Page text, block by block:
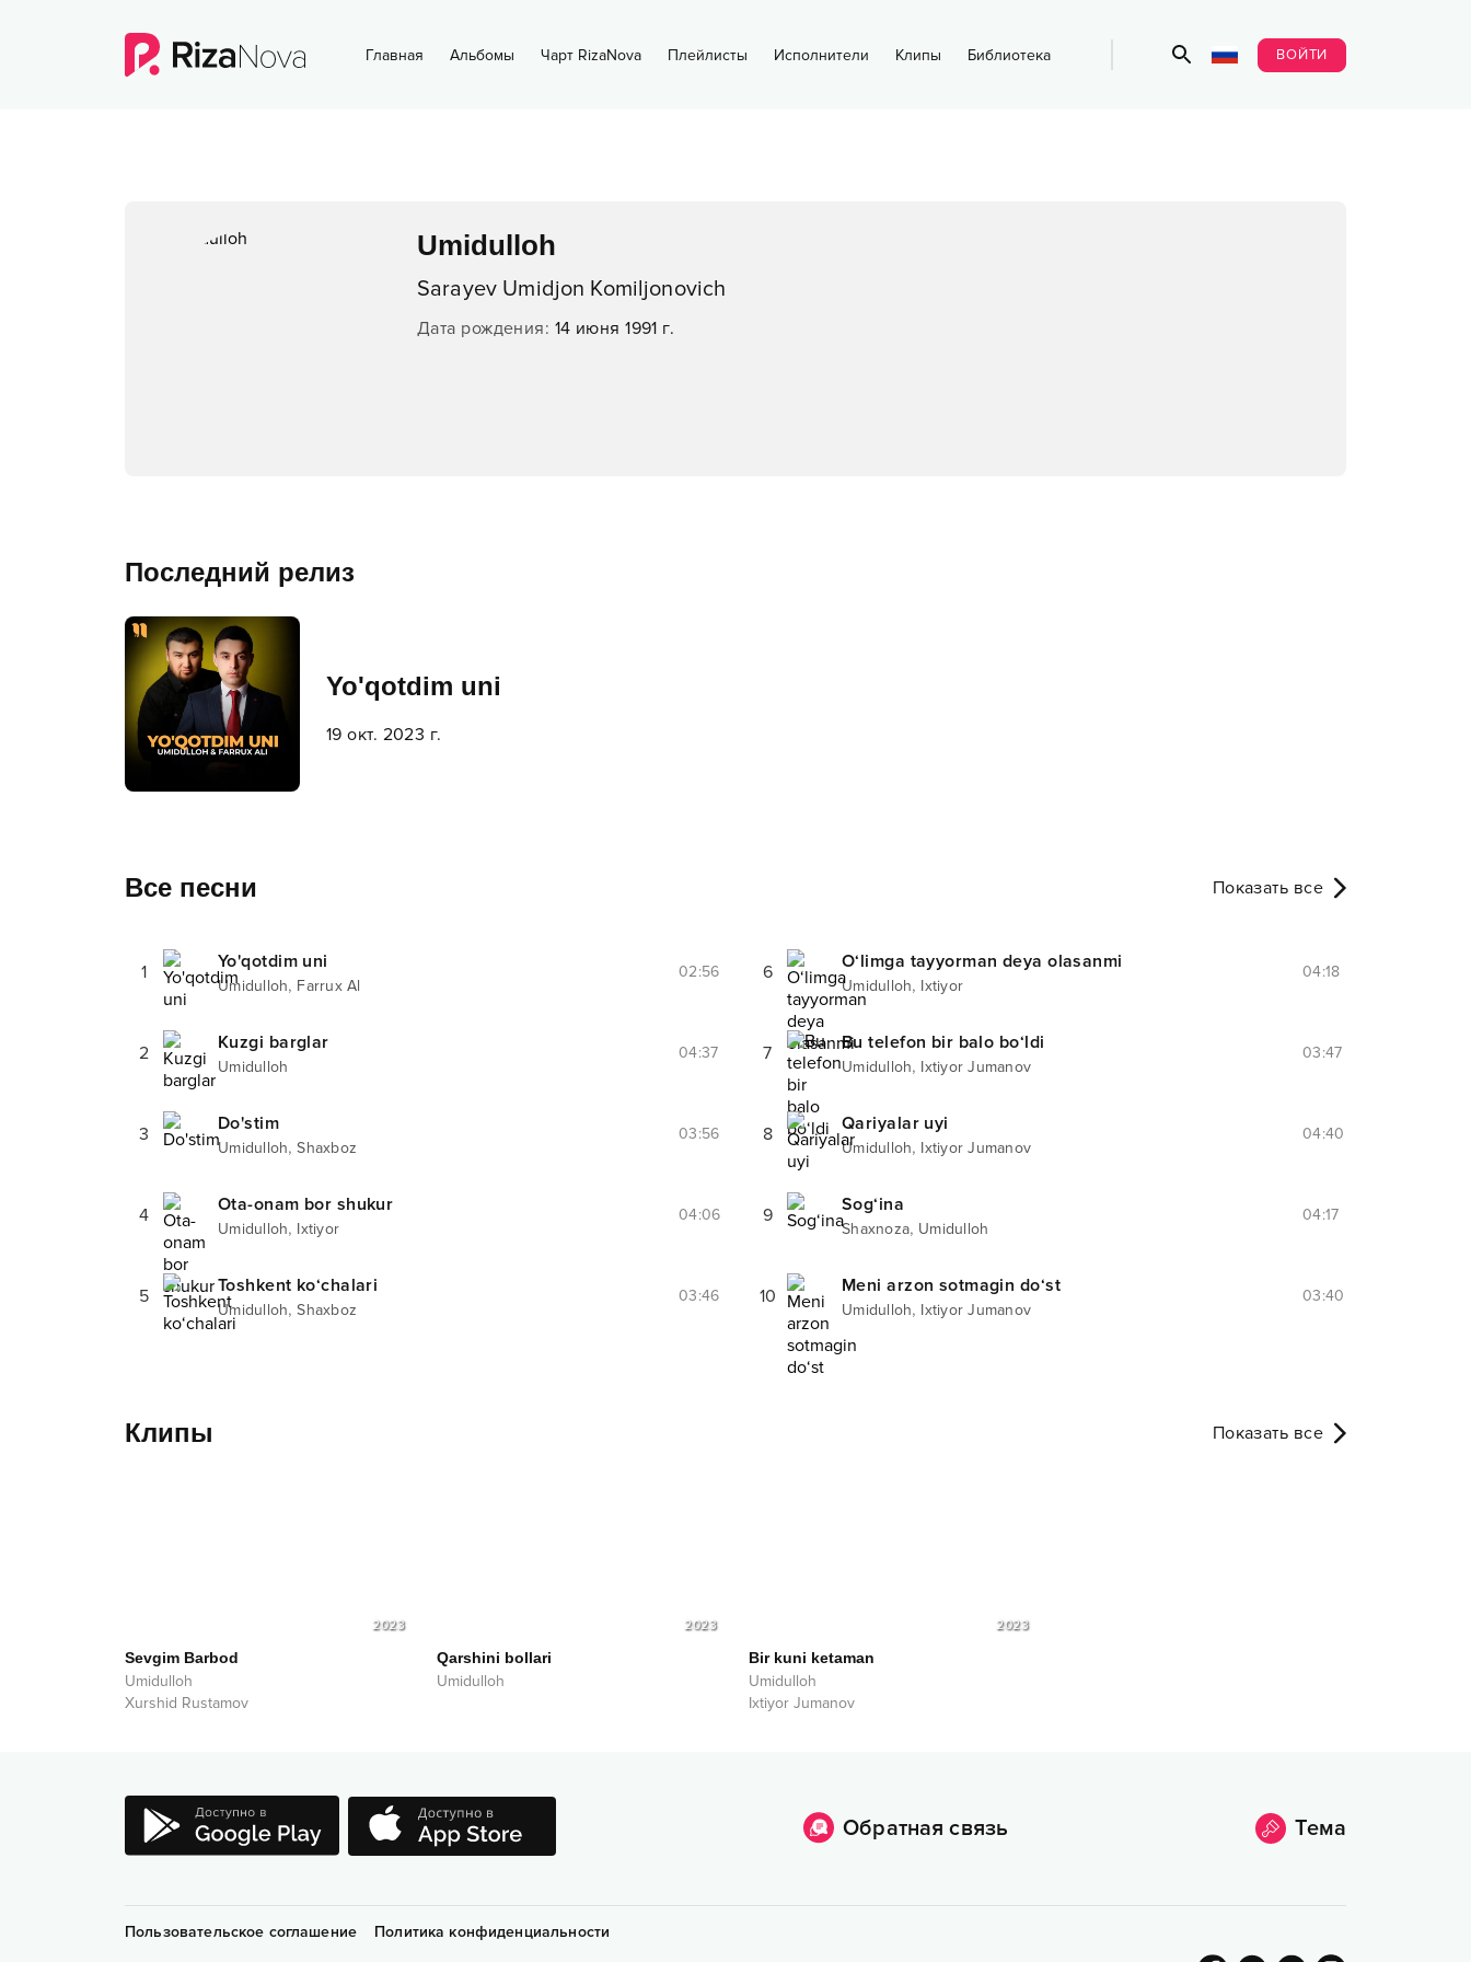
Главная Альбомы Чарт RizaNova Плейлисты Исполнители Клипы Библиотека ВОЙТИ
Umidulloh
Sarayev Umidjon Komiljonovich
Дата рождения: 14 июня 1991 г.
Последний релиз
Yo'qotdim uni
19 окт. 2023 г.
Все песни Показать все
1 Yo'qotdim uni
Umidulloh, Farrux Al
02:56
2 Kuzgi barglar
Umidulloh
04:37
3 Do'stim
Umidulloh,Shaxboz
03:56
4 Ota-onam bor shukur
Umidulloh, Ixtiyor
04:06
5 Toshkent ko‘chalari
Umidulloh,Shaxboz
03:46
6 O‘limga tayyorman deya olasanmi
Umidulloh, Ixtiyor
04:18
7 Bu telefon bir balo bo‘ldi
Umidulloh, Ixtiyor Jumanov
03:47
8 Qariyalar uyi
Umidulloh, Ixtiyor Jumanov
04:40
9 Sog‘ina
Shaxnoza, Umidulloh
04:17
10 Meni arzon sotmagin do‘st
Umidulloh, Ixtiyor Jumanov
03:40
Клипы Показать все
2023
Sevgim Barbod
Umidulloh
Xurshid Rustamov
2023
Qarshini bollari
Umidulloh
2023
Bir kuni ketaman
Umidulloh
Ixtiyor Jumanov
Обратная связь Тема
Пользовательское соглашение Политика конфиденциальности